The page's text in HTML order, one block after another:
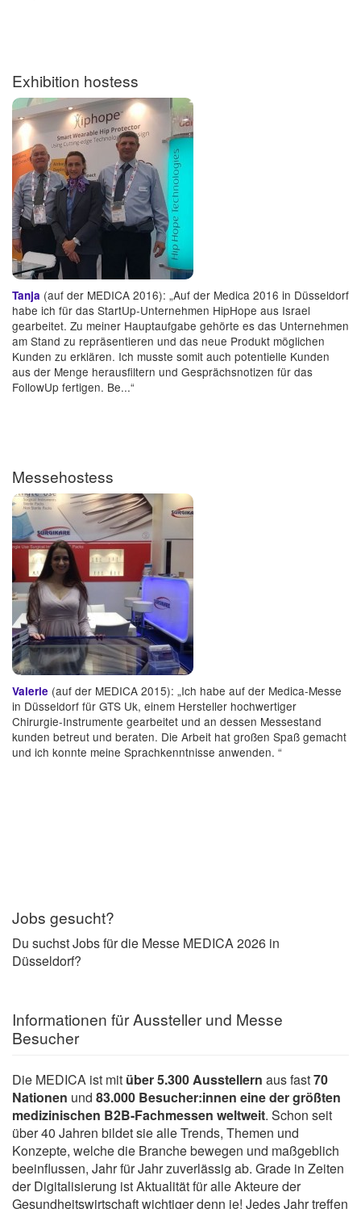
Exhibition hostess
Tanja (auf der MEDICA 2016): „Auf der Medica 2016 in Düsseldorf
habe ich für das StartUp-Unternehmen HipHope aus Israel
gearbeitet. Zu meiner Hauptaufgabe gehörte es das Unternehmen
am Stand zu repräsentieren und das neue Produkt möglichen
Kunden zu erklären. Ich musste somit auch potentielle Kunden
aus der Menge herausfiltern und Gesprächsnotizen für das
FollowUp fertigen. Be...“
Messehostess
Valerie (auf der MEDICA 2015): „Ich habe auf der Medica-Messe
in Düsseldorf für GTS Uk, einem Hersteller hochwertiger
Chirurgie-Instrumente gearbeitet und an dessen Messestand
kunden betreut und beraten. Die Arbeit hat großen Spaß gemacht
und ich konnte meine Sprachkenntnisse anwenden. “
Jobs gesucht?
Du suchst Jobs für die Messe MEDICA 2026 in
Düsseldorf?
Informationen für Aussteller und Messe
Besucher
Die MEDICA ist mit über 5.300 Ausstellern aus fast70
Nationen und 83.000 Besucher:innen eine der größten
medizinischen B2B-Fachmessen weltweit. Schon seit
über 40 Jahren bildet sie alle Trends, Themen und
Konzepte, welche die Branche bewegen und maßgeblich
beeinflussen, Jahr für Jahr zuverlässig ab. Grade in Zeiten
der Digitalisierung ist Aktualität für alle Akteure der
Gesundheitswirtschaft wichtiger denn je! Jedes Jahr treffen